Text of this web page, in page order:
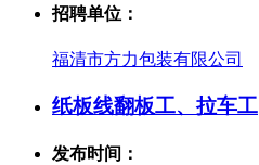
招聘单位：
福清市方力包装有限公司
纸板线翻板工、拉车工
发布时间：